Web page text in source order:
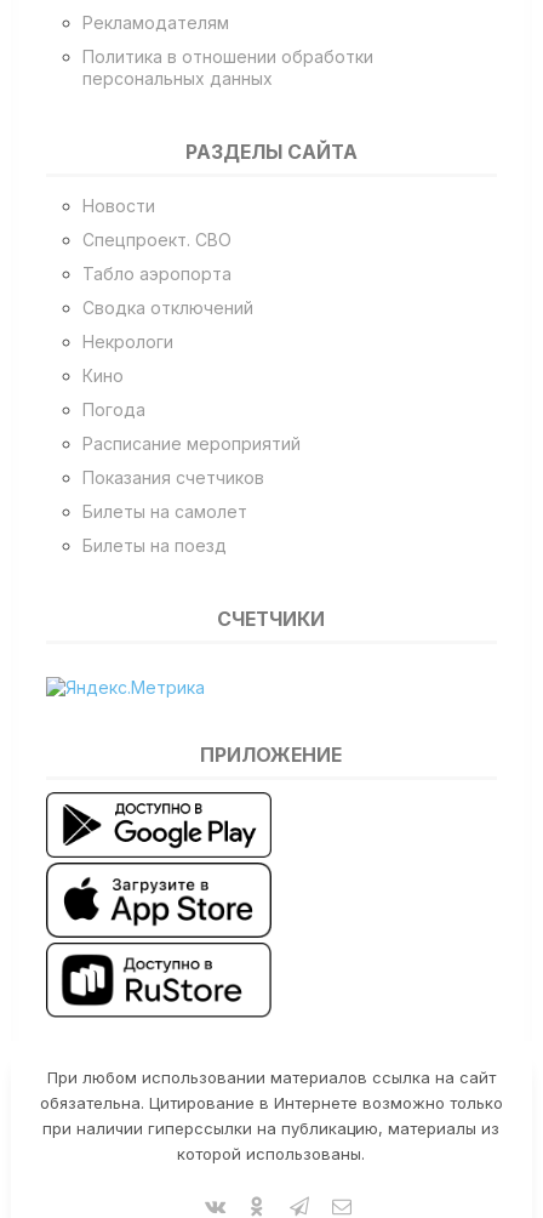
Рекламодателям
Политика в отношении обработки
персональных данных
РАЗДЕЛЫ САЙТА
Новости
Спецпроект. СВО
Табло аэропорта
Сводка отключений
Некрологи
Кино
Погода
Расписание мероприятий
Показания счетчиков
Билеты на самолет
Билеты на поезд
СЧЕТЧИКИ
ПРИЛОЖЕНИЕ
При любом использовании материалов ссылка на сайт
обязательна. Цитирование в Интернете возможно только
при наличии гиперссылки на публикацию, материалы из
которой использованы.